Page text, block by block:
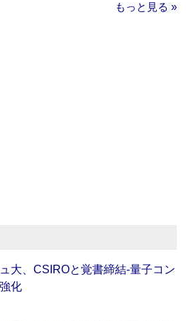
もっと見る »
大、CSIROと覚書締結‐量子コン
化